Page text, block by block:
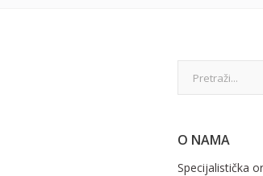
O NAMA
Specijalistička